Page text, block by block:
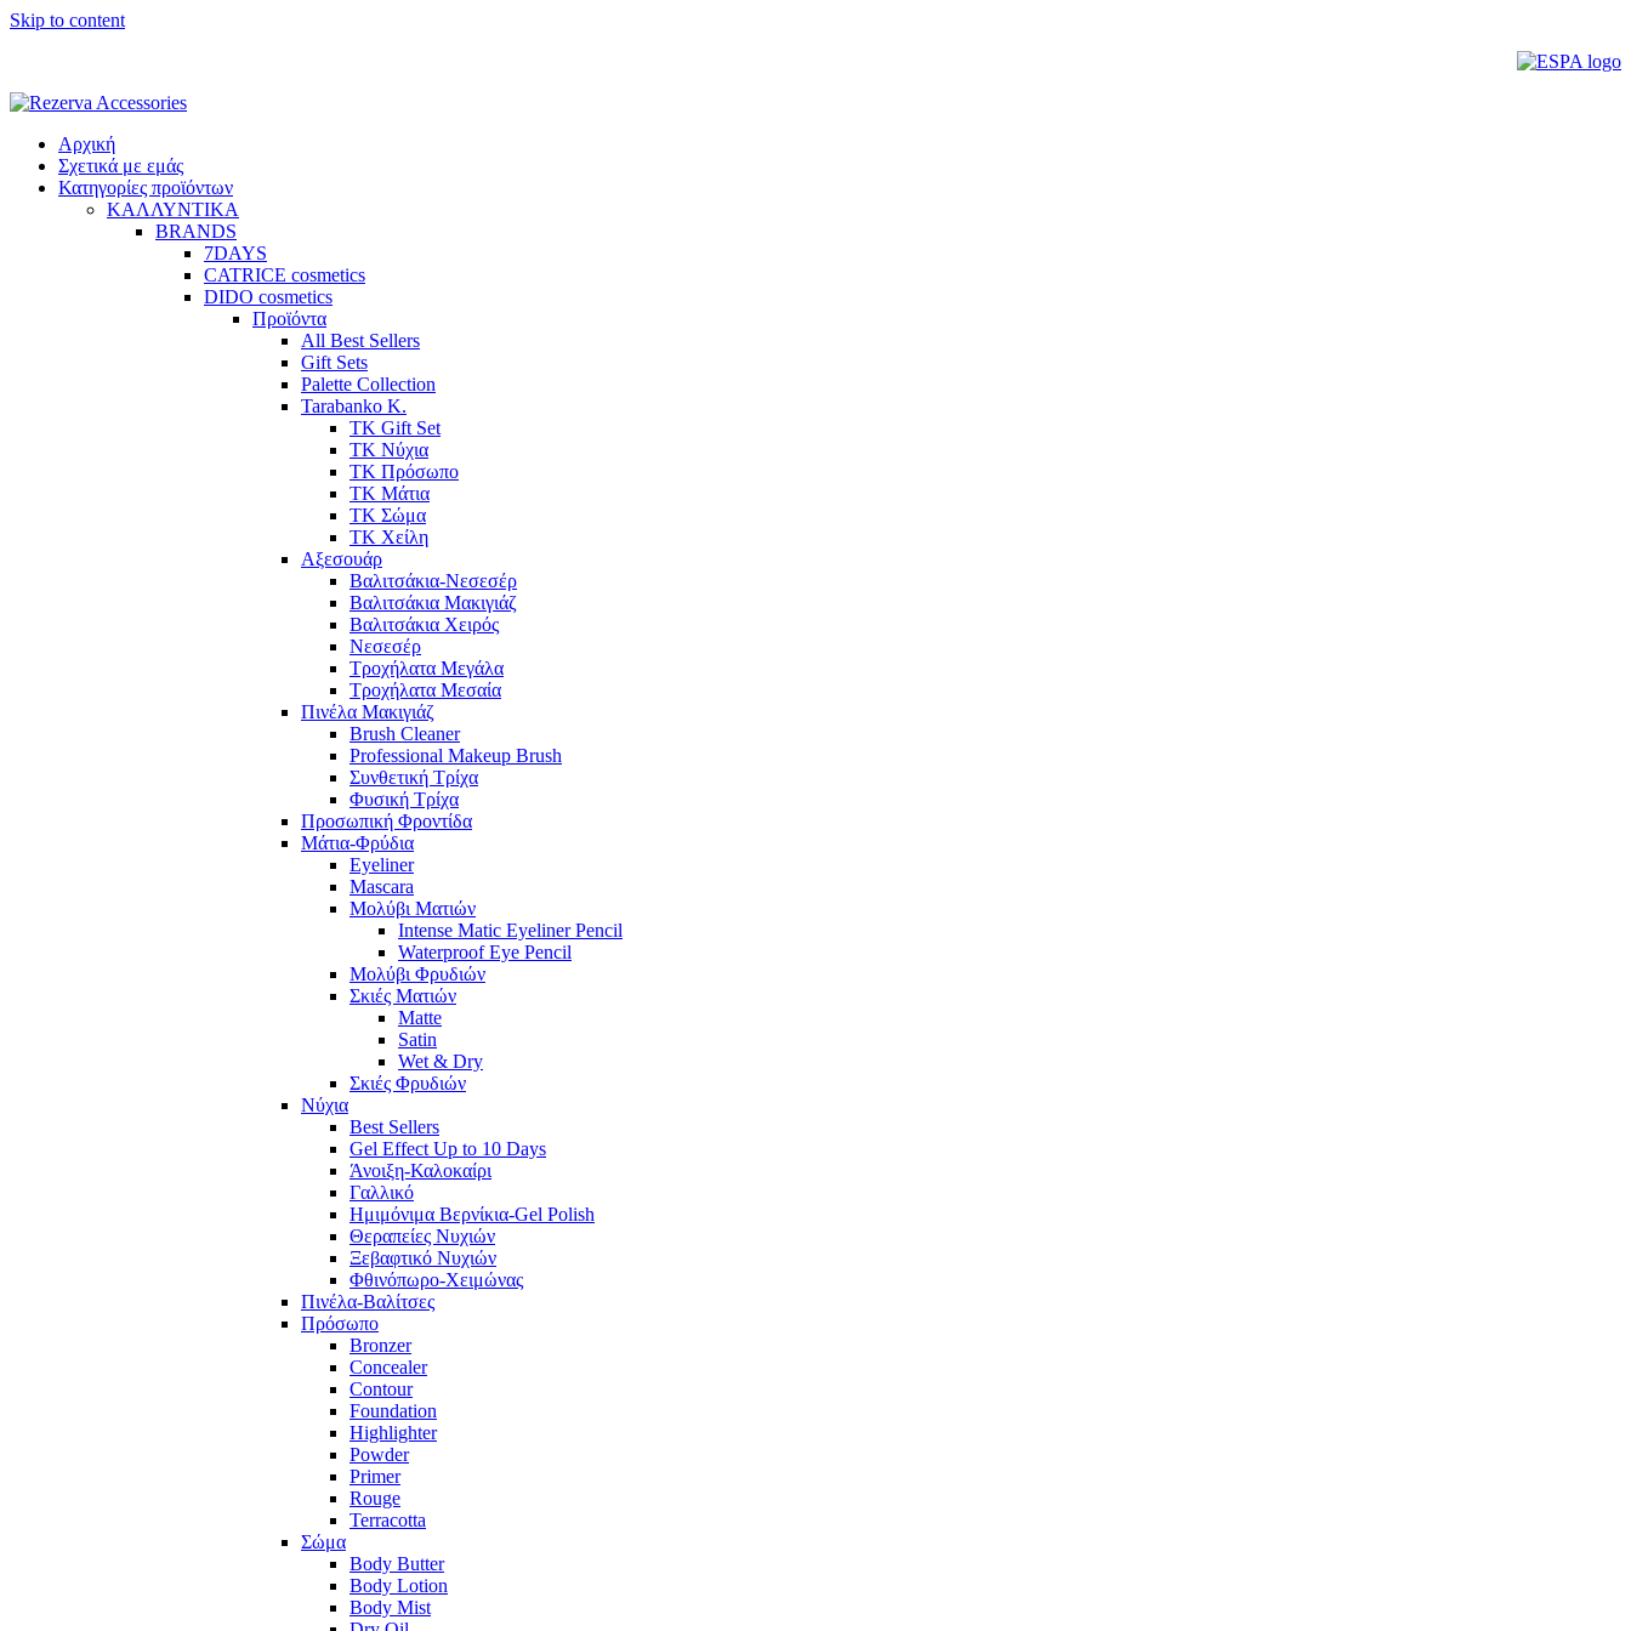
Skip to content
Αρχική
Σχετικά με εμάς
Κατηγορίες προϊόντων
ΚΑΛΛΥΝΤΙΚΑ
BRANDS
7DAYS
CATRICE cosmetics
DIDO cosmetics
Προϊόντα
All Best Sellers
Gift Sets
Palette Collection
Tarabanko K.
TK Gift Set
TK Νύχια
TK Πρόσωπο
ΤΚ Μάτια
ΤΚ Σώμα
ΤΚ Χείλη
Αξεσουάρ
Βαλιτσάκια-Νεσεσέρ
Βαλιτσάκια Μακιγιάζ
Βαλιτσάκια Χειρός
Νεσεσέρ
Τροχήλατα Μεγάλα
Τροχήλατα Μεσαία
Πινέλα Μακιγιάζ
Brush Cleaner
Professional Makeup Brush
Συνθετική Τρίχα
Φυσική Τρίχα
Προσωπική Φροντίδα
Μάτια-Φρύδια
Eyeliner
Mascara
Μολύβι Ματιών
Intense Matic Eyeliner Pencil
Waterproof Eye Pencil
Μολύβι Φρυδιών
Σκιές Ματιών
Matte
Satin
Wet & Dry
Σκιές Φρυδιών
Νύχια
Best Sellers
Gel Effect Up to 10 Days
Άνοιξη-Καλοκαίρι
Γαλλικό
Ημιμόνιμα Βερνίκια-Gel Polish
Θεραπείες Νυχιών
Ξεβαφτικό Νυχιών
Φθινόπωρο-Χειμώνας
Πινέλα-Βαλίτσες
Πρόσωπο
Bronzer
Concealer
Contour
Foundation
Highlighter
Powder
Primer
Rouge
Terracotta
Σώμα
Body Butter
Body Lotion
Body Mist